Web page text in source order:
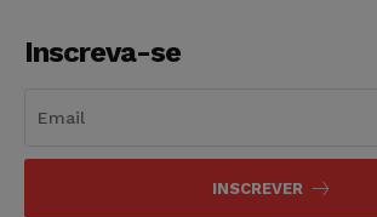
Inscreva-se
INSCREVER